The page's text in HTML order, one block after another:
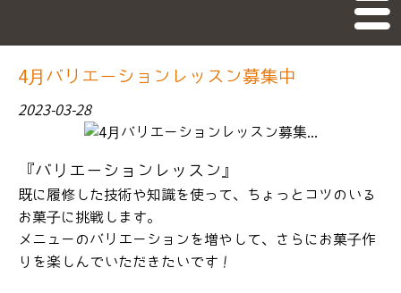
M
en
お菓子のレッスン
体験レッスン
基礎クラス
応用クラス①②
4月バリエーションレッスン募集中
2023-03-28
『バリエーションレッスン』
既に履修した技術や知識を使って、ちょっとコツのいる
お菓子に挑戦します。
メニューのバリエーションを増やして、さらにお菓子作
りを楽しんでいただきたいです！